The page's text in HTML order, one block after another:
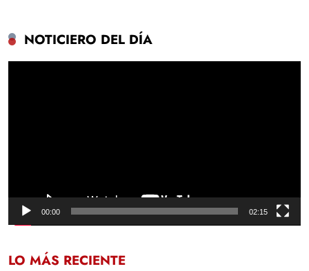
NOTICIERO DEL DÍA
00:00 02:15
LO MÁS RECIENTE